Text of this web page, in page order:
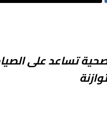
صحية تساعد على